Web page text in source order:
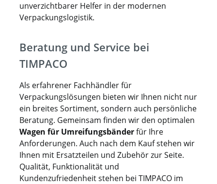
unverzichtbarer Helfer in der modernen
Verpackungslogistik.
Beratung und Service bei
TIMPACO
Als erfahrener Fachhändler für
Verpackungslösungen bieten wir Ihnen nicht nur
ein breites Sortiment, sondern auch persönliche
Beratung. Gemeinsam finden wir den optimalen
Wagen für Umreifungsbänderfür Ihre
Anforderungen. Auch nach dem Kauf stehen wir
Ihnen mit Ersatzteilen und Zubehör zur Seite.
Qualität, Funktionalität und
Kundenzufriedenheit stehen bei TIMPACO im